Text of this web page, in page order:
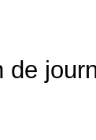
de